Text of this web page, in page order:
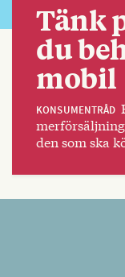
Tänk
du
mobil
KONSUMENTRÅD
den som ska